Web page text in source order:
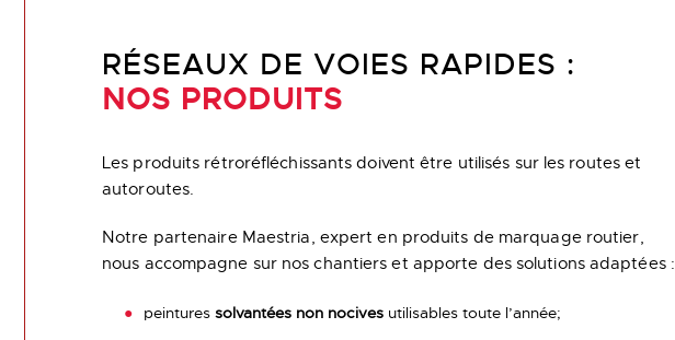
RÉSEAUX DE VOIES RAPIDES :
NOS PRODUITS
Les produits rétroréfléchissants doivent être utilisés sur les routes et
autoroutes.
Notre partenaire Maestria, expert en produits de marquage routier,
nous accompagne sur nos chantiers et apporte des solutions adaptées :
peintures solvantées non nocives utilisables toute l’année;